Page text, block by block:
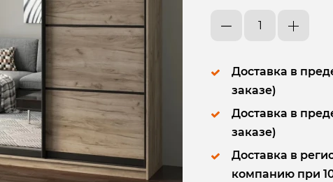
Доставка в
заказе)
Доставка в
заказе)
Доставка в
компанию при